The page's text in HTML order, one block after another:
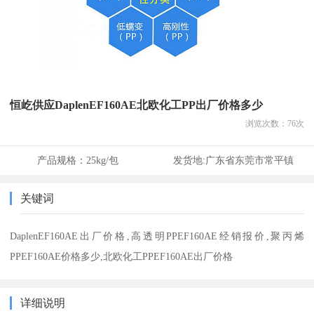
恒屹供应DaplenEF160AE北欧化工PP出厂价格多少
浏览次数： 76次
产品规格： 25kg/包 发货地:广东省东莞市常平镇
关键词
DaplenEF160AE出厂价格,高透明PPEF160AE经销报价,聚丙烯
PPEF160AE价格多少,北欧化工PPEF160AE出厂价格
详细说明